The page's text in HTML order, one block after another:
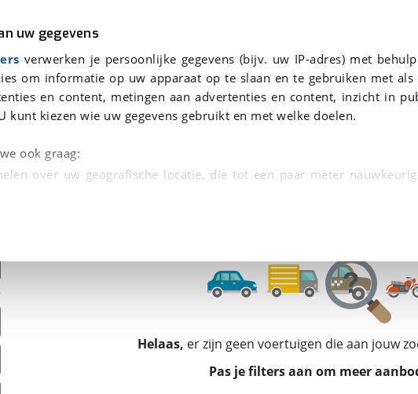
uw gegevens
verwerken je persoonlijke gegevens (bijv. uw IP-adres) met
om informatie op uw apparaat op te slaan en te gebruiken met als
en content, metingen aan advertenties en content, inzicht in
kunt kiezen wie uw gegevens gebruikt en met welke doelen.
ook graag:
over uw geografische locatie, die tot een paar meter
uw toestemming op elk moment wijzigen of intrekken in
technieken zorgen we voor een betere en meer persoonlijke
ervoor dat de website goed werkt. Ook gebruiken we analytische
We tonen je graag relevante advertenties en gebruiken
op en buiten onze website volgt – uiteraard op anonieme basis.
Helaas, er zijn geen voertuigen die aan jouw
Pas je filters aan om meer